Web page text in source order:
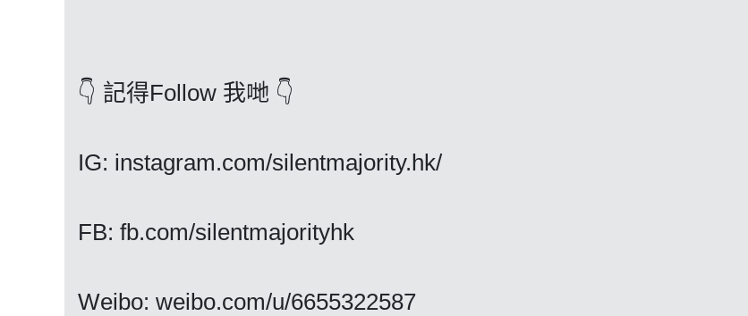
👇 記得Follow 我哋 👇
IG: instagram.com/silentmajority.hk/
FB: fb.com/silentmajorityhk
Weibo: weibo.com/u/6655322587